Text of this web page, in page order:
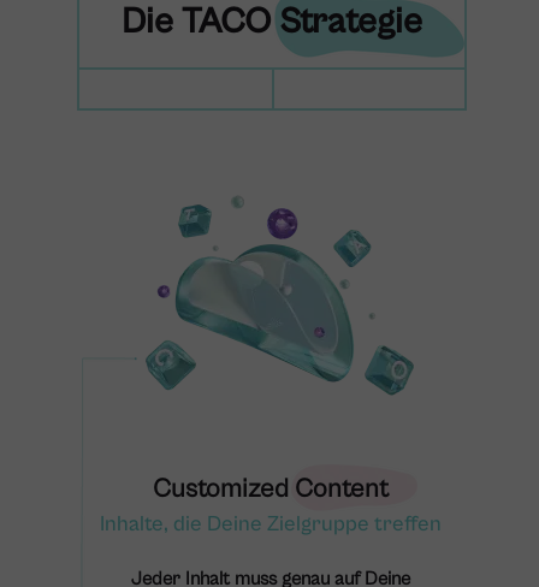
Die TACO Strategie
Customized Content
Inhalte, die Deine Zielgruppe treffen
Jeder Inhalt muss genau auf Deine